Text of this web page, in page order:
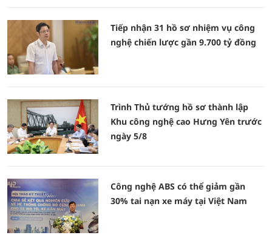
Tiếp nhận 31 hồ sơ nhiệm vụ công
nghệ chiến lược gần 9.700 tỷ đồng
Trình Thủ tướng hồ sơ thành lập
Khu công nghệ cao Hưng Yên trước
ngày 5/8
Công nghệ ABS có thể giảm gần
30% tai nạn xe máy tại Việt Nam